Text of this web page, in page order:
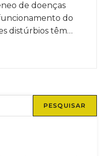
de doenças
do
distúrbios têm…
PESQUISAR